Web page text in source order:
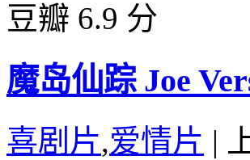
豆瓣 6.9 分
魔岛仙踪 Joe
喜剧片,爱情片 |